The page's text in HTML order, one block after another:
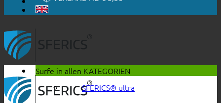
🔖 KAUF AUF RECHNUNG
Surfe in allen KATEGORIEN
SFERICS® ultra